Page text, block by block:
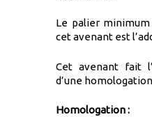
Le palier
cet avenant est
Cet avenant fait
d’une
Homologation :